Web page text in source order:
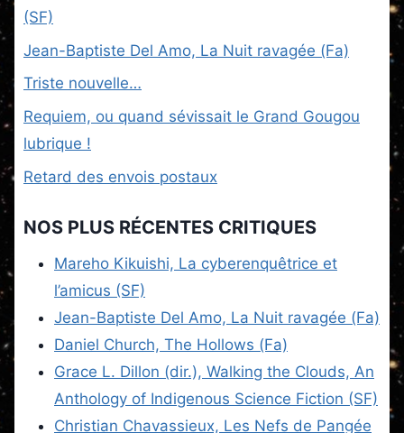
(SF)
Jean-Baptiste Del Amo, La Nuit ravagée (Fa)
Triste nouvelle…
Requiem, ou quand sévissait le Grand Gougou
lubrique !
Retard des envois postaux
NOS PLUS RÉCENTES CRITIQUES
Mareho Kikuishi, La cyberenquêtrice et
l’amicus (SF)
Jean-Baptiste Del Amo, La Nuit ravagée (Fa)
Daniel Church, The Hollows (Fa)
Grace L. Dillon (dir.), Walking the Clouds, An
Anthology of Indigenous Science Fiction (SF)
Christian Chavassieux, Les Nefs de Pangée